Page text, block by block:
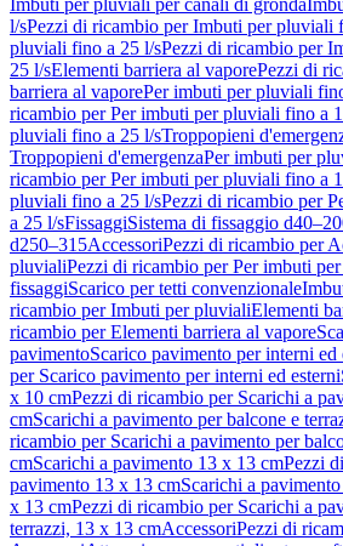
Imbuti per pluviali per canali di gronda
l/sPezzi di ricambio per Imbuti per pluviali
pluviali fino a 25 l/sPezzi di ricambio per
25 l/sElementi barriera al vaporePezzi di
barriera al vaporePer imbuti per pluviali
ricambio per Per imbuti per pluviali fino a
pluviali fino a 25 l/sTroppopieni
Troppopieni d'emergenzaPer imbuti per
ricambio per Per imbuti per pluviali fino a
pluviali fino a 25 l/sPezzi di ricambio per
a 25 l/sFissaggiSistema di fissaggio
d250–315AccessoriPezzi di ricambio per
pluvialiPezzi di ricambio per Per imbuti
fissaggiScarico per tetti convenzionale
ricambio per Imbuti per pluvialiElementi
ricambio per Elementi barriera al vapore
pavimentoScarico pavimento per interni ed
per Scarico pavimento per interni ed esterni
x 10 cmPezzi di ricambio per Scarichi a
cmScarichi a pavimento per balcone e
ricambio per Scarichi a pavimento per
cmScarichi a pavimento 13 x 13 cmPezzi
pavimento 13 x 13 cmScarichi a
x 13 cmPezzi di ricambio per Scarichi a
terrazzi, 13 x 13 cmAccessoriPezzi di